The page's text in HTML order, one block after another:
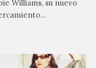
Williams, su nuevo